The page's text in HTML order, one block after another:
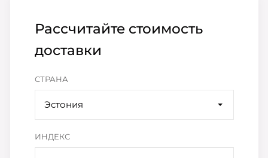
Рассчитайте стоимость
доставки
СТРАНА
Эстония
ИНДЕКС